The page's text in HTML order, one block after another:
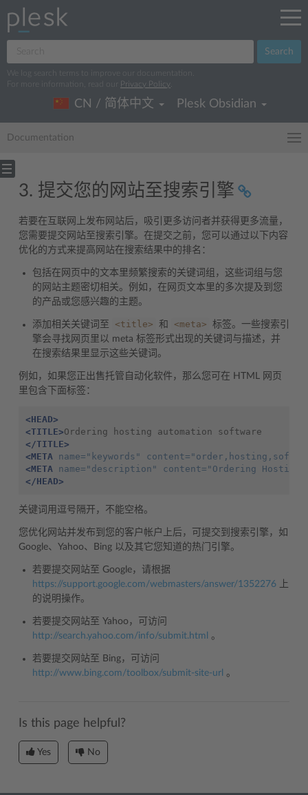
Search
We log search terms to improve our documentation.
For more information, read our
Privacy Policy
CN / 简体中文 Plesk Obsidian
Documentation
3. 提交您的网站至搜索引擎
若要在互联网上发布网站后，吸引更多访问者并获得更多流量，
您需要提交网站至搜索引擎。在提交之前，您可以通过以下内容
优化的方式来提高网站在搜索结果中的排名：
包括在网页中的文本里频繁搜索的关键词组，这些词组与您
的网站主题密切相关。例如，在网页文本里的多次提及到您
的产品或您感兴趣的主题。
添加相关关键词至 <title> 和 <meta>
标签。一些搜索引
擎会寻找网页里以 meta 标签形式出现的关键词与描述，并
在搜索结果里显示这些关键词。
例如，如果您正出售托管自动化软件，那么您可在 HTML 网页
里包含下面标签：
<HEAD>
<TITLE>Ordering hosting automation
</TITLE>
<META name= "keywords" content=
<META name= "description" content= "Ordering Hosting
</HEAD>
关键词用逗号隔开，不能空格。
您优化网站并发布到您的客户帐户上后，可提交到搜索引擎，如
Google、Yahoo、Bing 以及其它您知道的热门引擎。
若要提交网站至 Google，请根据
https://support.google.com/webmasters/answer/1352276 上
的说明操作。
若要提交网站至 Yahoo，可访问
http://search.yahoo.com/info/submit.html 。
若要提交网站至 Bing，可访问
http://www.bing.com/toolbox/submit-site-url 。
Is this page helpful?
Yes No